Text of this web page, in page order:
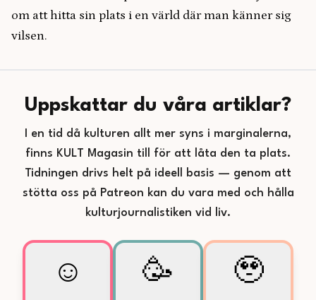
om att hitta sin plats i en värld där man känner sig
vilsen.
Uppskattar du våra artiklar?
I en tid då kulturen allt mer syns i marginalerna,
finns KULT Magasin till för att låta den ta plats.
Tidningen drivs helt på ideell basis — genom att
stötta oss på Patreon kan du vara med och hålla
kulturjournalistiken vid liv.
☺️ 🥳 🥹